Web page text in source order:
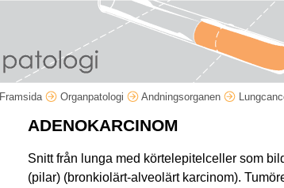
Framsida Organpatologi Andningsorganen
ADENOKARCINOM
Snitt från lunga med körtelepitelceller som
(pilar) (bronkiolärt-alveolärt karcinom).